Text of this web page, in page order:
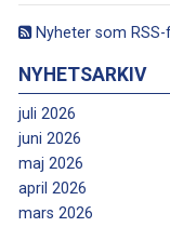
Nyheter som RSS-
NYHETSARKIV
juli 2026
juni 2026
maj 2026
april 2026
mars 2026